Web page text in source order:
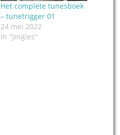
Het complete tunesboek
– tunetrigger 01
24 mei 2022
In "Jingles"